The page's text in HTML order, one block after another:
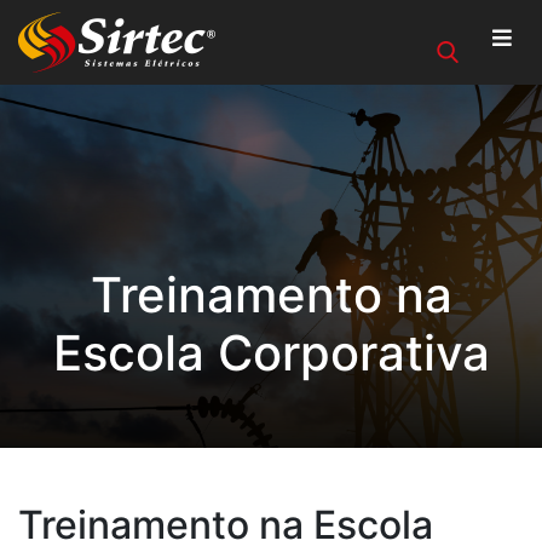
Treinamento na
Escola Corporativa
Treinamento na Escola